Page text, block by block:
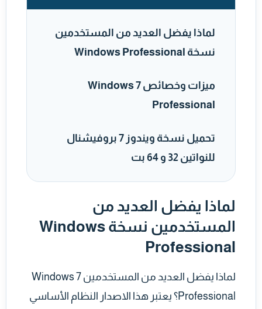
لماذا يفضل العديد من المستخدمين
نسخة Windows Professional
ميزات وخصائص Windows 7
Professional
تحميل نسخة ويندوز 7 بروفيشنال
للنواتين 32 و 64 بت
لماذا يفضل العديد من
المستخدمين نسخة Windows
Professional
لماذا يفضل العديد من المستخدمين Windows 7
Professional؟ يعتبر هذا الاصدار النظام الأساسي